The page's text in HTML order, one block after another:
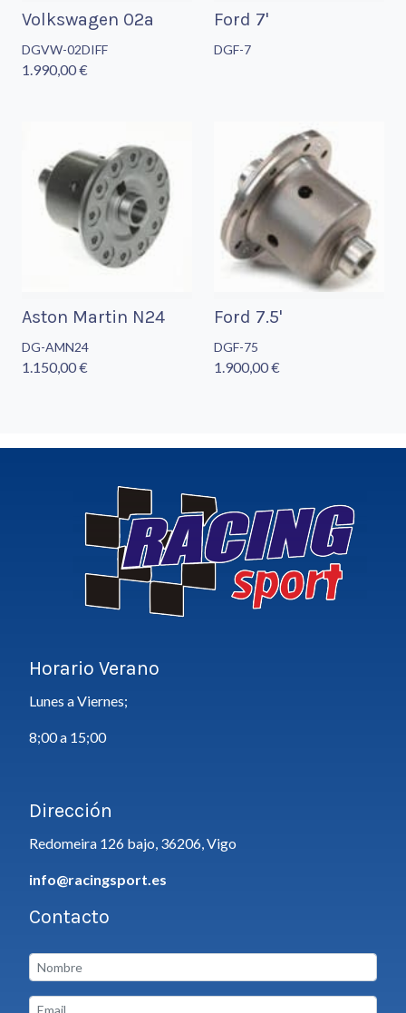
Volkswagen 02a
DGVW-02DIFF
1.990,00 €
Ford 7'
DGF-7
Aston Martin N24
DG-AMN24
1.150,00 €
Ford 7.5'
DGF-75
1.900,00 €
Horario Verano
Lunes a Viernes;
8;00 a 15;00
Dirección
Redomeira 126 bajo, 36206, Vigo
info@racingsport.es
Contacto